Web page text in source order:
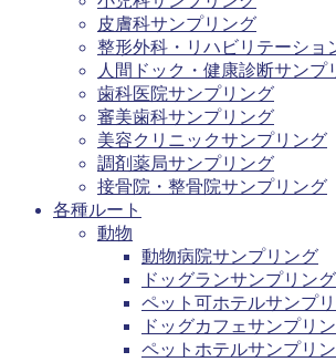
皮膚科サンプリング
整形外科・リハビリテーショ
人間ドック・健康診断サンプ
歯科医院サンプリング
審美歯科サンプリング
美容クリニックサンプリング
調剤薬局サンプリング
接骨院・整骨院サンプリング
各種ルート
動物
動物病院サンプリング
ドッグランサンプリング
ペット可ホテルサンプ
ドッグカフェサンプリ
ペットホテルサンプリ